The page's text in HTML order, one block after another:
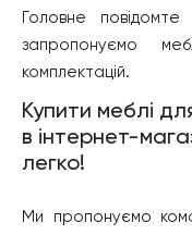
Головне
запропонуємо
комплектацій.
Купити меблі
в інтернет-
легко!
Ми пропонуємо